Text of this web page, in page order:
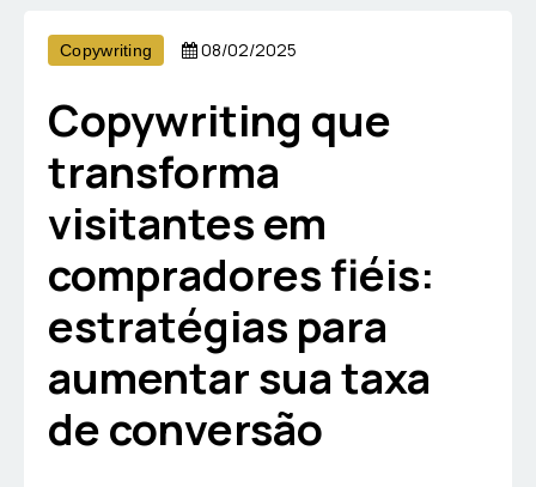
Copywriting 08/02/2025
Copywriting que
transforma
visitantes em
compradores fiéis:
estratégias para
aumentar sua taxa
de conversão